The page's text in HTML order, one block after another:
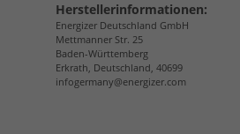
Herstellerinformationen:
Energizer Deutschland GmbH
Mettmanner Str. 25
Baden-Württemberg
Erkrath, Deutschland, 40699
infogermany@energizer.com